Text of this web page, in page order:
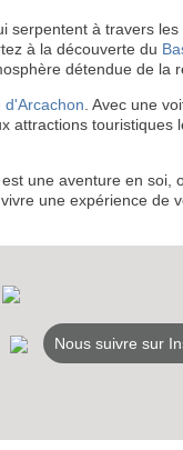
serpentent à travers
à la découverte du
détendue de la
d'Arcachon . Avec une
attractions touristiques
est une aventure en soi,
une expérience de
Nous suivre sur